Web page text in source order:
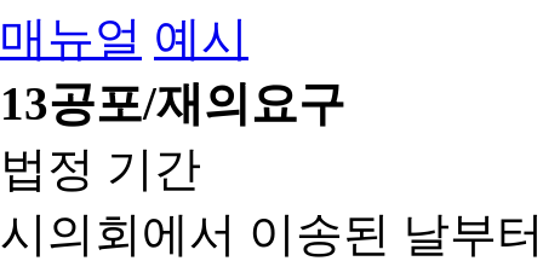
매뉴얼 예시
13공포/재의요구
법정 기간
시의회에서 이송된 날부